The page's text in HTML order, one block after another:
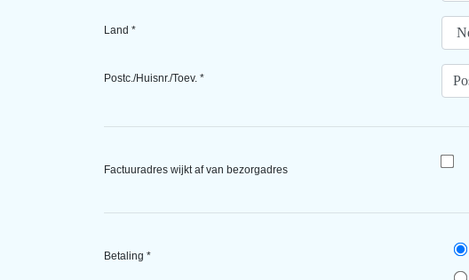
Land *
Postc./Huisnr./Toev. *
Factuuradres wijkt af van bezorgadres
Betaling *